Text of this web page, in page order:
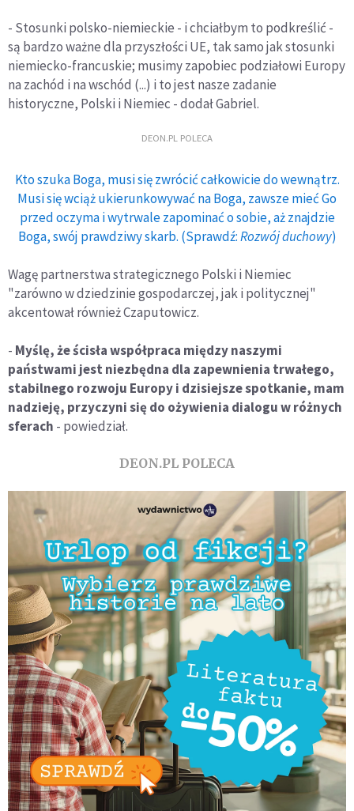
- Stosunki polsko-niemieckie - i chciałbym to podkreślić -
są bardzo ważne dla przyszłości UE, tak samo jak stosunki
niemiecko-francuskie; musimy zapobiec podziałowi Europy
na zachód i na wschód (...) i to jest nasze zadanie
historyczne, Polski i Niemiec - dodał Gabriel.
DEON.PL POLECA
Kto szuka Boga, musi się zwrócić całkowicie do wewnątrz.
Musi się wciąż ukierunkowywać na Boga, zawsze mieć Go
przed oczyma i wytrwale zapominać o sobie, aż znajdzie
Boga, swój prawdziwy skarb. (Sprawdź:Rozwój duchowy)
Wagę partnerstwa strategicznego Polski i Niemiec
"zarówno w dziedzinie gospodarczej, jak i politycznej"
akcentował również Czaputowicz.
- Myślę, że ścisła współpraca między naszymi
państwami jest niezbędna dla zapewnienia trwałego,
stabilnego rozwoju Europy i dzisiejsze spotkanie, mam
nadzieję, przyczyni się do ożywienia dialogu w różnych
sferach - powiedział.
DEON.PL POLECA